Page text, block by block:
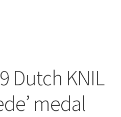
Dutch KNIL
medal